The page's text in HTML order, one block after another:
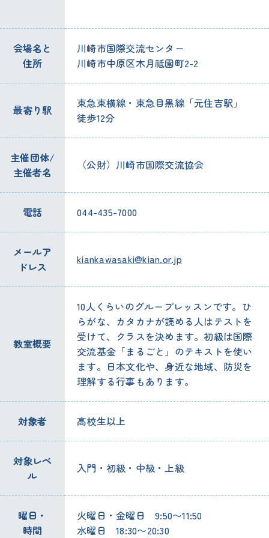
会場名 と
住所
川崎市国際交流センター
川崎市中原区木月祗園町2-2
最寄り 駅 東急東横線 ・ 東急目黒線「元住吉駅」
徒歩12分
主催団体/
主催者名
（公財） 川崎市国際交流協会
電話 044-435-7000
メールア
ドレス
kiankawasaki@kian.or.jp
教室概要
10人 くらいのグループレッスンです。ひ
らがな、カタカナが読める人はテストを
受けて、クラスを決めます。初級は国際
交流基金 「まるごと」のテキストを使い
ます。 日本文化や、 身近な地域、 防災を
理解する行事 もあります。
対象者 高校生以上
対象レベ
ル
入門 ・ 初級 ・ 中級 ・上級
曜日 ・
時間
火曜日 ・ 金曜日
9:50〜11:50
水曜日
18:30〜20:30